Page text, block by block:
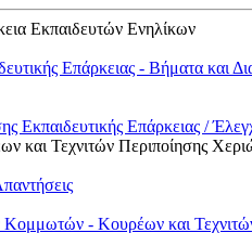
Εκπαιδευτών Ενηλίκων
Επάρκειας - Βήματα και
Εκπαιδευτικής Επάρκειας /
και Τεχνιτών Περιποίησης
Κομμωτών - Κουρέων και